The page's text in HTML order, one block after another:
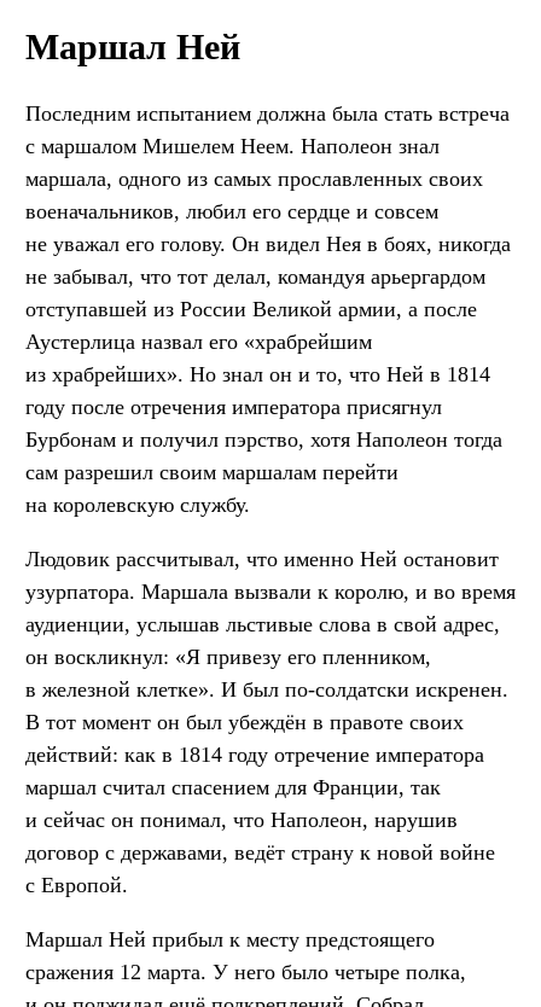
Маршал Ней
Последним испытанием должна была стать встреча
с маршалом Мишелем Неем. Наполеон знал
маршала, одного из самых прославленных своих
военачальников, любил его сердце и совсем
не уважал его голову. Он видел Нея в боях, никогда
не забывал, что тот делал, командуя арьергардом
отступавшей из России Великой армии, а после
Аустерлица назвал его «храбрейшим
из храбрейших». Но знал он и то, что Ней в 1814
году после отречения императора присягнул
Бурбонам и получил пэрство, хотя Наполеон тогда
сам разрешил своим маршалам перейти
на королевскую службу.
Людовик рассчитывал, что именно Ней остановит
узурпатора. Маршала вызвали к королю, и во время
аудиенции, услышав льстивые слова в свой адрес,
он воскликнул: «Я привезу его пленником,
в железной клетке». И был по-солдатски искренен.
В тот момент он был убеждён в правоте своих
действий: как в 1814 году отречение императора
маршал считал спасением для Франции, так
и сейчас он понимал, что Наполеон, нарушив
договор с державами, ведёт страну к новой войне
с Европой.
Маршал Ней прибыл к месту предстоящего
сражения 12 марта. У него было четыре полка,